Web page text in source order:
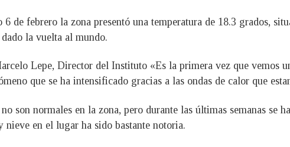
6 de febrero la zona presentó una temperatura de 18.3 grados,
la vuelta al mundo.
Lepe, Director del Instituto «Es la primera vez que vemos
que se ha intensificado gracias a las ondas de calor que
son normales en la zona, pero durante las últimas semanas se
nieve en el lugar ha sido bastante notoria.